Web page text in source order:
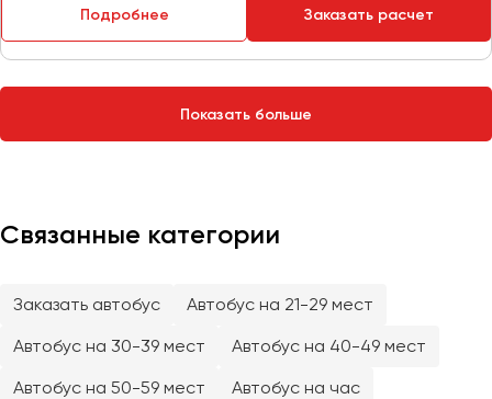
Подробнее Заказать расчет
Показать больше
Связанные категории
Заказать автобус
Автобус на 21-29 мест
Автобус на 30-39 мест
Автобус на 40-49 мест
Автобус на 50-59 мест
Автобус на час
Тверь
Тольятти
Улан-Удэ
Уфа
Феодосия